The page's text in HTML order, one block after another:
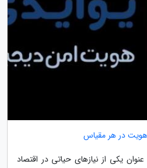
هویت در هر مقیاس
یکی از نیازهای حیاتی در اقتصاد